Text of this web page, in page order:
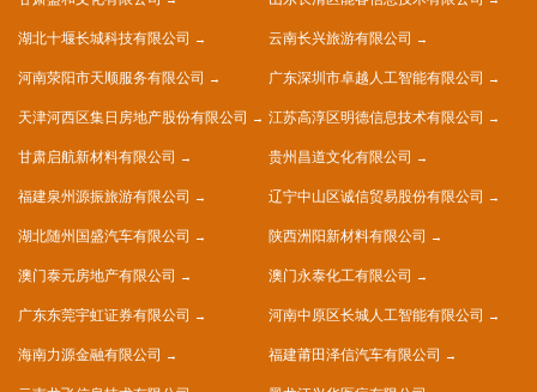
湖北十堰长城科技有限公司 云南长兴旅游有限公司
河南荥阳市天顺服务有限公司 广东深圳市卓越人工智能有限公司
天津河西区集日房地产股份有限公司 江苏高淳区明德信息技术有限公司
甘肃启航新材料有限公司 贵州昌道文化有限公司
福建泉州源振旅游有限公司 辽宁中山区诚信贸易股份有限公司
湖北随州国盛汽车有限公司 陕西洲阳新材料有限公司
澳门泰元房地产有限公司 澳门永泰化工有限公司
广东东莞宇虹证券有限公司 河南中原区长城人工智能有限公司
海南力源金融有限公司 福建莆田泽信汽车有限公司